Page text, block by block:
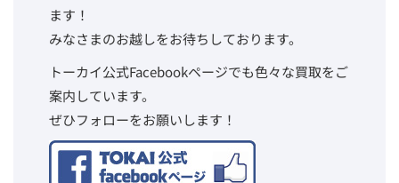
ます！
みなさまのお越しをお待ちしております。
トーカイ公式Facebookページでも色々な買取をご
案内しています。
ぜひフォローをお願いします！